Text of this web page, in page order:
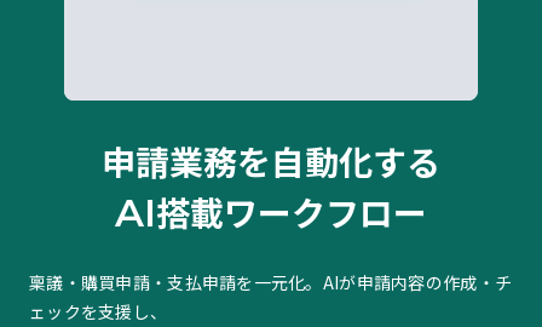
申請業務を自動化する
AI搭載ワークフロー
稟議・購買申請・支払申請を一元化。AIが申請内容の作成・チ
ェックを支援し、